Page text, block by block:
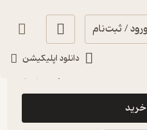
ورود / ثبت‌نام
دانلود اپلیکیشن
110,600
خرید